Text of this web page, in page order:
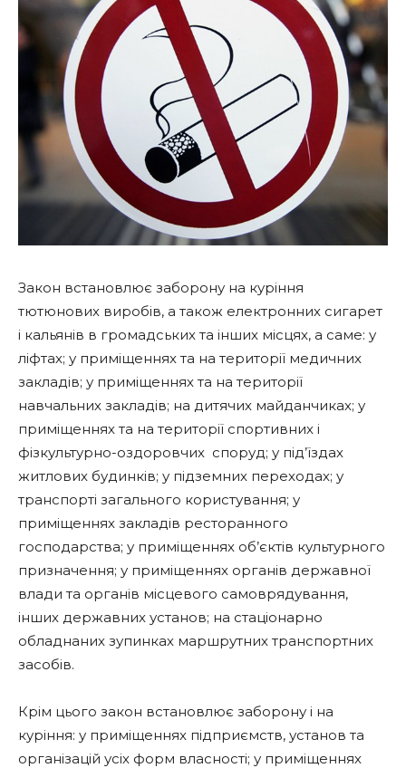
Закон встановлює заборону на куріння
тютюнових виробів, а також електронних сигарет
і кальянів в громадських та інших місцях, а саме: у
ліфтах; у приміщеннях та на території медичних
закладів; у приміщеннях та на території
навчальних закладів; на дитячих майданчиках; у
приміщеннях та на території спортивних і
фізкультурно-оздоровчих споруд; у під’їздах
житлових будинків; у підземних переходах; у
транспорті загального користування; у
приміщеннях закладів ресторанного
господарства; у приміщеннях об’єктів культурного
призначення; у приміщеннях органів державної
влади та органів місцевого самоврядування,
інших державних установ; на стаціонарно
обладнаних зупинках маршрутних транспортних
засобів.
Крім цього закон встановлює заборону і на
куріння: у приміщеннях підприємств, установ та
організацій усіх форм власності; у приміщеннях